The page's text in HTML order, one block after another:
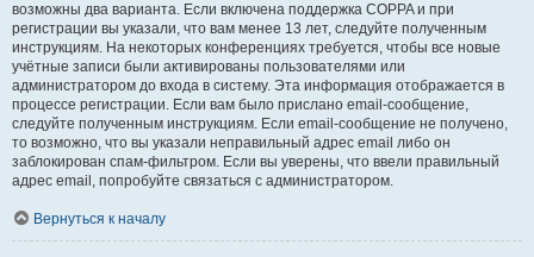
возможны два варианта. Если включена поддержка COPPA и при
регистрации вы указали, что вам менее 13 лет, следуйте полученным
инструкциям. На некоторых конференциях требуется, чтобы все новые
учётные записи были активированы пользователями или
администратором до входа в систему. Эта информация отображается в
процессе регистрации. Если вам было прислано email-сообщение,
следуйте полученным инструкциям. Если email-сообщение не получено,
то возможно, что вы указали неправильный адрес email либо он
заблокирован спам-фильтром. Если вы уверены, что ввели правильный
адрес email, попробуйте связаться с администратором.
Вернуться к началу